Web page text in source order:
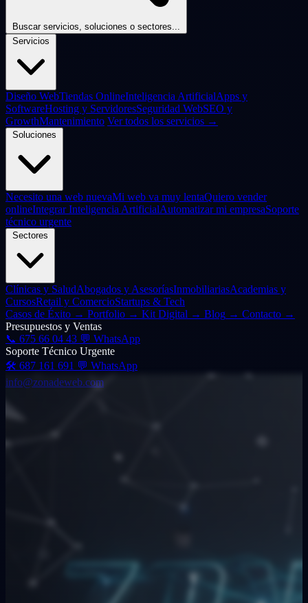
Buscar servicios, soluciones o sectores...
Servicios
Diseño WebTiendas OnlineInteligencia ArtificialApps y
SoftwareHosting y ServidoresSeguridad WebSEO y
GrowthMantenimiento Ver todos los servicios →
Soluciones
Necesito una web nuevaMi web va muy lentaQuiero vender
onlineIntegrar Inteligencia ArtificialAutomatizar mi empresaSoporte
técnico urgente
Sectores
Clínicas y SaludAbogados y AsesoríasInmobiliariasAcademias y
CursosRetail y ComercioStartups & Tech
Casos de Éxito → Portfolio → Kit Digital → Blog → Contacto →
Presupuestos y Ventas
📞 675 66 04 43 💬 WhatsApp
Soporte Técnico Urgente
🛠️ 687 161 691 💬 WhatsApp
info@zonadeweb.com